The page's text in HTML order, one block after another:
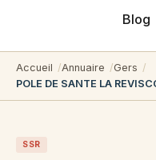
Blog
Accueil Annuaire
Gers
POLE DE SANTE LA
SSR